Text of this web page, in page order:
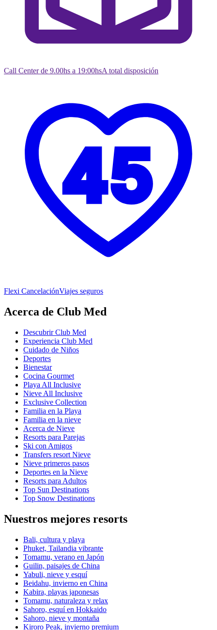
Call Center de 9.00hs a 19:00hsA total disposición
Flexi CancelaciónViajes seguros
Acerca de Club Med
Descubrir Club Med
Experiencia Club Med
Cuidado de Niños
Deportes
Bienestar
Cocina Gourmet
Playa All Inclusive
Nieve All Inclusive
Exclusive Collection
Familia en la Playa
Familia en la nieve
Acerca de Nieve
Resorts para Parejas
Ski con Amigos
Transfers resort Nieve
Nieve primeros pasos
Deportes en la Nieve
Resorts para Adultos
Top Sun Destinations
Top Snow Destinations
Nuestros mejores resorts
Bali, cultura y playa
Phuket, Tailandia vibrante
Tomamu, verano en Japón
Guilin, paisajes de China
Yabuli, nieve y esquí
Beidahu, invierno en China
Kabira, playas japonesas
Tomamu, naturaleza y relax
Sahoro, esquí en Hokkaido
Sahoro, nieve y montaña
Kiroro Peak, invierno premium